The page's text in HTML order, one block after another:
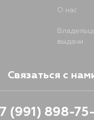
О нас
выдачи
Связаться с
7 (991) 898-75-